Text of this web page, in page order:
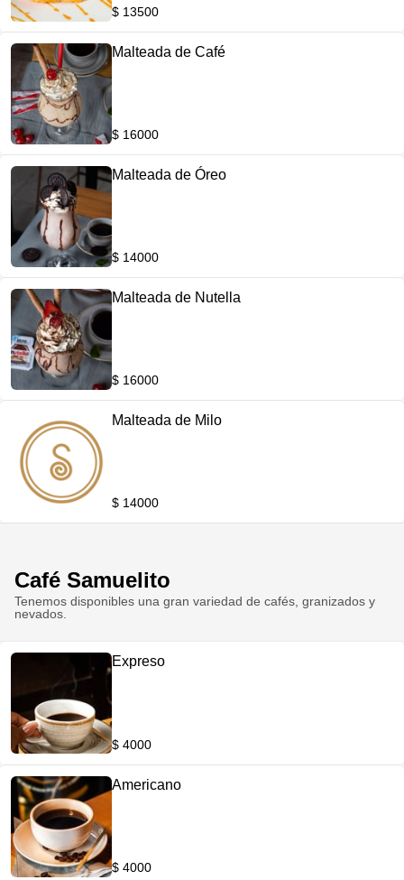
$ 13500
Malteada de Café
$ 16000
Malteada de Óreo
$ 14000
Malteada de Nutella
$ 16000
Malteada de Milo
$ 14000
Café Samuelito
Tenemos disponibles una gran variedad de cafés, granizados y
nevados.
Expreso
$ 4000
Americano
$ 4000